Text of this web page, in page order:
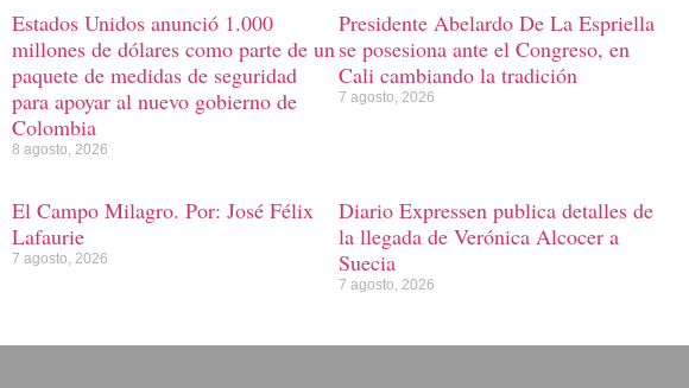
Estados Unidos anunció 1.000
millones de dólares como parte de un
paquete de medidas de seguridad
para apoyar al nuevo gobierno de
Colombia
8 agosto, 2026
Presidente Abelardo De La Espriella
se posesiona ante el Congreso, en
Cali cambiando la tradición
7 agosto, 2026
El Campo Milagro. Por: José Félix
Lafaurie
7 agosto, 2026
Diario Expressen publica detalles de
la llegada de Verónica Alcocer a
Suecia
7 agosto, 2026